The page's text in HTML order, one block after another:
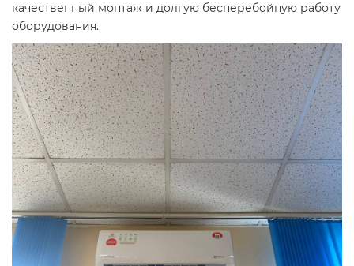
качественный монтаж и долгую бесперебойную работу
оборудования.